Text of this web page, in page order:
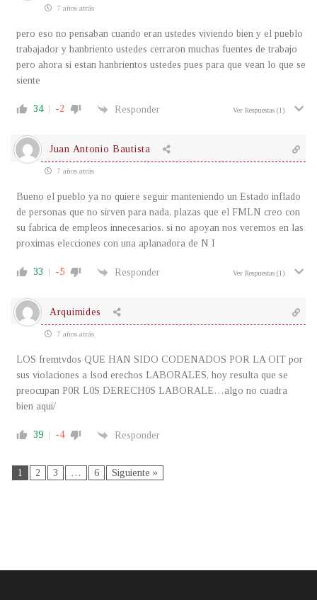
7 años atrás
pero eso no pensaban cuando eran ustedes viviendo bien y el pueblo
trabajador y hanbriento ustedes cerraron muchas fuentes de trabajo
pero ahora si estan hanbrientos ustedes pues para que vean lo que se
siente
34 -2 Responder Ver Respuestas (1)
Juan Antonio Bautista
7 años atrás
Bueno el pueblo ya no quiere seguir manteniendo un Estado inflado
de personas que no sirven para nada, plazas que el FMLN creo con
su fabrica de empleos innecesarios. si no apoyan nos veremos en las
proximas elecciones con una aplanadora de N I
33 -5 Responder Ver Respuestas (1)
Arquimides
7 años atrás
LOS fremtvdos QUE HAN SIDO CODENADOS POR LA OIT por
sus violaciones a lsod erechos LABORALES, hoy resulta que se
preocupan P0R L0S DERECH0S LABORALE…algo no cuadra
bien aqui/
39 -4 Responder
1 2 3 … 6 Siguiente »